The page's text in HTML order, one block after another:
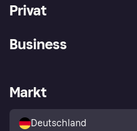
Privat
Klarna App
Shops entdecken
Käuferschutzrichtlinie
Business
Händlerportal
Markt
Deutschland